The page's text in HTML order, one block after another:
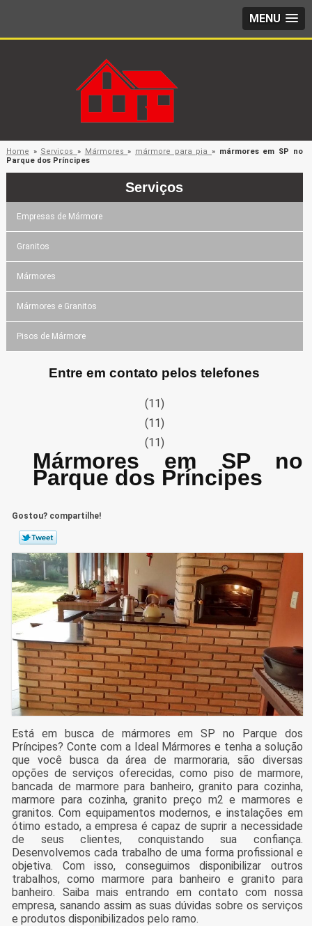
MENU
Home » Serviços » Mármores» mármore para pia » mármores em SP no
Parque dos Príncipes
Serviços
Empresas de Mármore
Granitos
Mármores
Mármores e Granitos
Pisos de Mármore
Entre em contato pelos telefones
(11)
(11)
(11)
Mármores em SP no
Parque dos Príncipes
Gostou? compartilhe!
Está em busca de mármores em SP no Parque dos
Príncipes? Conte com a Ideal Mármores e tenha a solução
que você busca da área de marmoraria, são diversas
opções de serviços oferecidas, como piso de marmore,
bancada de marmore para banheiro, granito para cozinha,
marmore para cozinha, granito preço m2 e marmores e
granitos. Com equipamentos modernos, e instalações em
ótimo estado, a empresa é capaz de suprir a necessidade
de seus clientes, conquistando sua confiança.
Desenvolvemos cada trabalho de uma forma profissional e
objetiva. Com isso, conseguimos disponibilizar outros
trabalhos, como marmore para banheiro e granito para
banheiro. Saiba mais entrando em contato com nossa
empresa, sanando assim as suas dúvidas sobre os serviços
e produtos disponibilizados pelo ramo.